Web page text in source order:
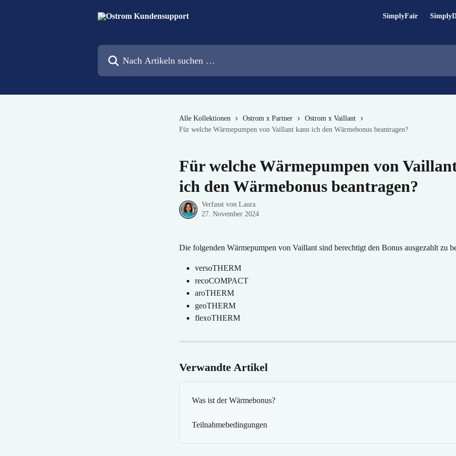
SimplyFair
Alle Kollektionen Ostrom x Partner
Ostrom x Vaillant
Für welche Wärmepumpen von Vaillant kann ich den Wärmebonus beantragen?
Für welche Wärmepumpen von
ich den Wärmebonus beantragen?
Verfasst von Laura
27. November 2024
Die folgenden Wärmepumpen von Vaillant sind berechtigt den Bonus ausgezahlt zu
versoTHERM
recoCOMPACT
aroTHERM
geoTHERM
flexoTHERM
Verwandte Artikel
Was ist der Wärmebonus?
Teilnahmebedingungen